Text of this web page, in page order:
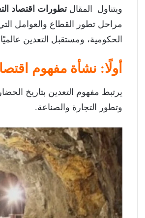
ويتناول المقالتطورات اقتصاد
مراحل تطور القطاع والعوامل
الحكومية، ومستقبل التعدين
أولًا: نشأة مفهوم
يرتبط مفهوم التعدين بتاريخ
وتطور التجارة والصناعة.